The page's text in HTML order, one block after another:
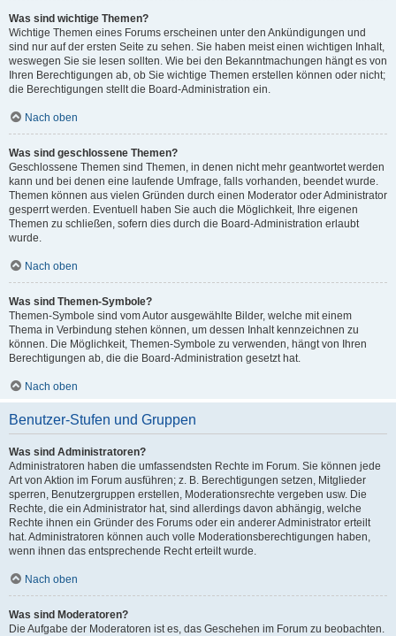
Was sind wichtige Themen?
Wichtige Themen eines Forums erscheinen unter den Ankündigungen und
sind nur auf der ersten Seite zu sehen. Sie haben meist einen wichtigen Inhalt,
weswegen Sie sie lesen sollten. Wie bei den Bekanntmachungen hängt es von
Ihren Berechtigungen ab, ob Sie wichtige Themen erstellen können oder nicht;
die Berechtigungen stellt die Board-Administration ein.
Nach oben
Was sind geschlossene Themen?
Geschlossene Themen sind Themen, in denen nicht mehr geantwortet werden
kann und bei denen eine laufende Umfrage, falls vorhanden, beendet wurde.
Themen können aus vielen Gründen durch einen Moderator oder Administrator
gesperrt werden. Eventuell haben Sie auch die Möglichkeit, Ihre eigenen
Themen zu schließen, sofern dies durch die Board-Administration erlaubt
wurde.
Nach oben
Was sind Themen-Symbole?
Themen-Symbole sind vom Autor ausgewählte Bilder, welche mit einem
Thema in Verbindung stehen können, um dessen Inhalt kennzeichnen zu
können. Die Möglichkeit, Themen-Symbole zu verwenden, hängt von Ihren
Berechtigungen ab, die die Board-Administration gesetzt hat.
Nach oben
Benutzer-Stufen und Gruppen
Was sind Administratoren?
Administratoren haben die umfassendsten Rechte im Forum. Sie können jede
Art von Aktion im Forum ausführen; z. B. Berechtigungen setzen, Mitglieder
sperren, Benutzergruppen erstellen, Moderationsrechte vergeben usw. Die
Rechte, die ein Administrator hat, sind allerdings davon abhängig, welche
Rechte ihnen ein Gründer des Forums oder ein anderer Administrator erteilt
hat. Administratoren können auch volle Moderationsberechtigungen haben,
wenn ihnen das entsprechende Recht erteilt wurde.
Nach oben
Was sind Moderatoren?
Die Aufgabe der Moderatoren ist es, das Geschehen im Forum zu beobachten.